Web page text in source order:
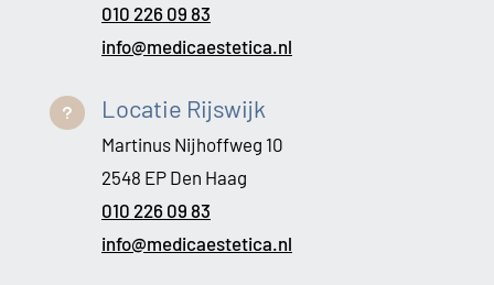
010 226 09 83
info@medicaestetica.nl
u Locatie Rijswijk
Martinus Nijhoffweg 10
2548 EP Den Haag
010 226 09 83
info@medicaestetica.nl